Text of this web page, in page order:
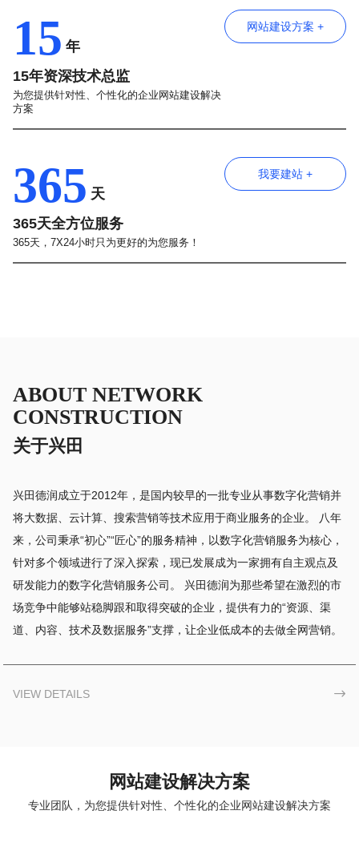
15 年
15年资深技术总监
为您提供针对性、个性化的企业网站建设解决
方案
网站建设方案 +
365 天
365天全方位服务
365天，7X24小时只为更好的为您服务！
我要建站 +
ABOUT NETWORK
CONSTRUCTION
关于兴田
兴田德润成立于2012年，是国内较早的一批专业从事数字化营销并
将大数据、云计算、搜索营销等技术应用于商业服务的企业。 八年
来，公司秉承“初心”“匠心”的服务精神，以数字化营销服务为核心，
针对多个领域进行了深入探索，现已发展成为一家拥有自主观点及
研发能力的数字化营销服务公司。 兴田德润为那些希望在激烈的市
场竞争中能够站稳脚跟和取得突破的企业，提供有力的“资源、渠
道、内容、技术及数据服务”支撑，让企业低成本的去做全网营销。
VIEW DETAILS 
网站建设解决方案
专业团队，为您提供针对性、个性化的企业网站建设解决方案